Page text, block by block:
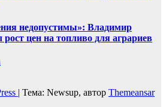
недопустимы»: Владимир
цен на топливо для аграриев
| Тема: Newsup, автор Themeansar